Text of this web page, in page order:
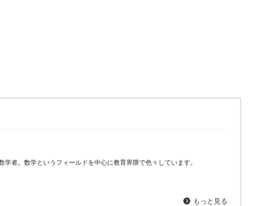
者。数学というフィールドを中心に教育界隈で色々しています。
もっと見る